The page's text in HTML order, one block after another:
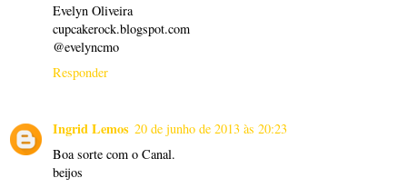
Evelyn Oliveira
cupcakerock.blogspot.com
@evelyncmo
Responder
Ingrid Lemos 20 de junho de 2013 às 20:23
Boa sorte com o Canal.
beijos